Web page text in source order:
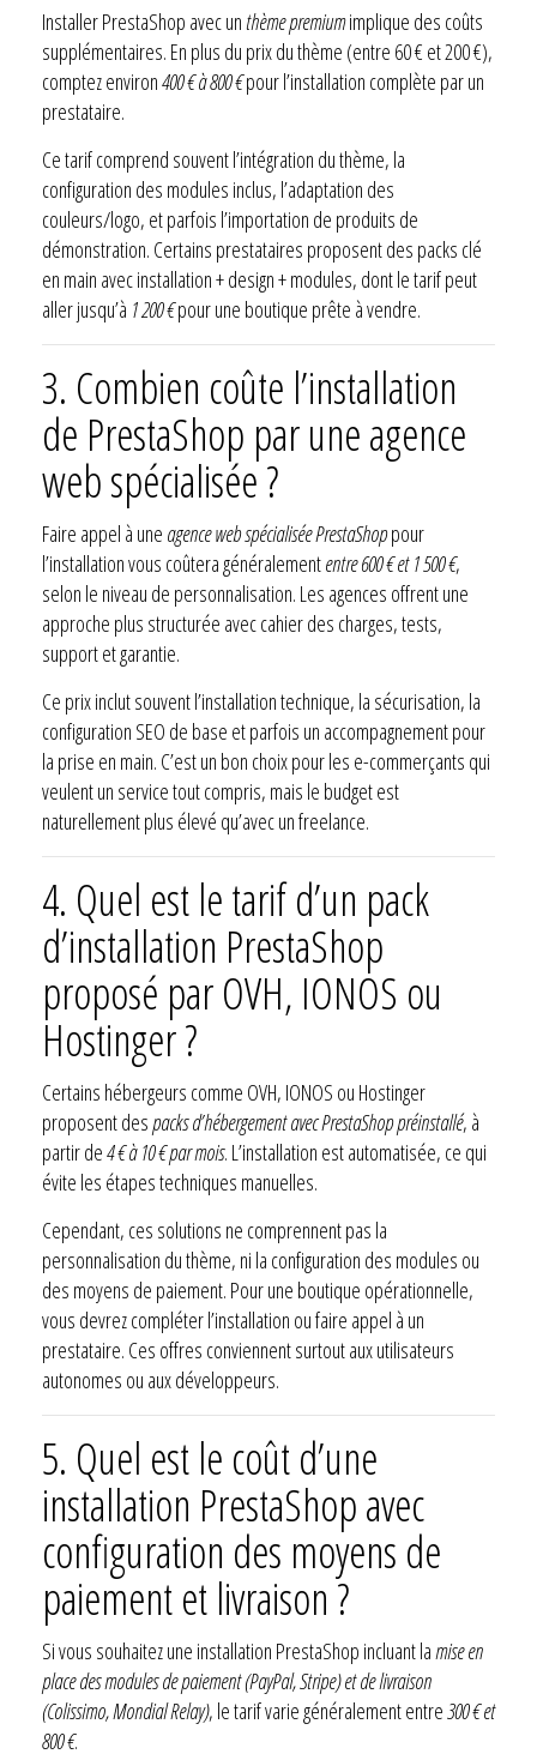
Installer PrestaShop avec unthème premiumimplique des coûts
supplémentaires. En plus du prix du thème (entre 60 € et 200 €),
comptez environ400 € à 800 €pour l’installation complète par un
prestataire.
Ce tarif comprend souvent l’intégration du thème, la
configuration des modules inclus, l’adaptation des
couleurs/logo, et parfois l’importation de produits de
démonstration. Certains prestataires proposent des packs clé
en main avec installation + design + modules, dont le tarif peut
aller jusqu’à 1 200 €pour une boutique prête à vendre.
3. Combien coûte l’installation
de PrestaShop par une agence
web spécialisée ?
Faire appel à une agence web spécialisée PrestaShoppour
l’installation vous coûtera généralemententre 600 € et 1 500 €,
selon le niveau de personnalisation. Les agences offrent une
approche plus structurée avec cahier des charges, tests,
support et garantie.
Ce prix inclut souvent l’installation technique, la sécurisation, la
configuration SEO de base et parfois un accompagnement pour
la prise en main. C’est un bon choix pour les e-commerçants qui
veulent un service tout compris, mais le budget est
naturellement plus élevé qu’avec un freelance.
4. Quel est le tarif d’un pack
d’installation PrestaShop
proposé par OVH, IONOS ou
Hostinger ?
Certains hébergeurs comme OVH, IONOS ou Hostinger
proposent despacks d’hébergement avec PrestaShop préinstallé, à
partir de4 € à 10 € par mois. L’installation est automatisée, ce qui
évite les étapes techniques manuelles.
Cependant, ces solutions ne comprennent pas la
personnalisation du thème, ni la configuration des modules ou
des moyens de paiement. Pour une boutique opérationnelle,
vous devrez compléter l’installation ou faire appel à un
prestataire. Ces offres conviennent surtout aux utilisateurs
autonomes ou aux développeurs.
5. Quel est le coût d’une
installation PrestaShop avec
configuration des moyens de
paiement et livraison ?
Si vous souhaitez une installation PrestaShop incluant la mise en
place des modules de paiement (PayPal, Stripe) et de livraison
(Colissimo, Mondial Relay), le tarif varie généralement entre300 € et
800 €.